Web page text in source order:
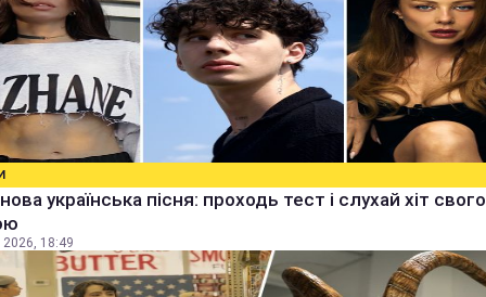
українська пісня: проходь тест і слухай хіт свого
2026, 18:49